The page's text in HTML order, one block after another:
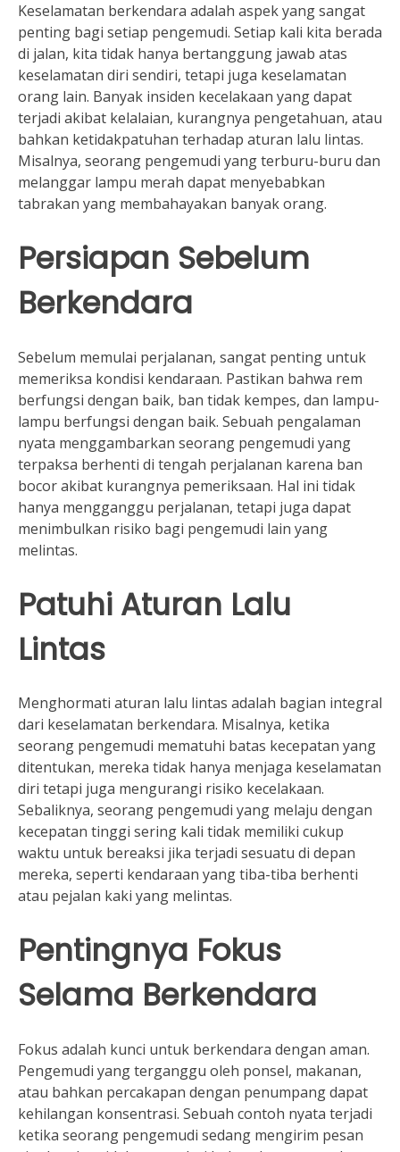
Keselamatan berkendara adalah aspek yang sangat
penting bagi setiap pengemudi. Setiap kali kita berada
di jalan, kita tidak hanya bertanggung jawab atas
keselamatan diri sendiri, tetapi juga keselamatan
orang lain. Banyak insiden kecelakaan yang dapat
terjadi akibat kelalaian, kurangnya pengetahuan, atau
bahkan ketidakpatuhan terhadap aturan lalu lintas.
Misalnya, seorang pengemudi yang terburu-buru dan
melanggar lampu merah dapat menyebabkan
tabrakan yang membahayakan banyak orang.
Persiapan Sebelum
Berkendara
Sebelum memulai perjalanan, sangat penting untuk
memeriksa kondisi kendaraan. Pastikan bahwa rem
berfungsi dengan baik, ban tidak kempes, dan lampu-
lampu berfungsi dengan baik. Sebuah pengalaman
nyata menggambarkan seorang pengemudi yang
terpaksa berhenti di tengah perjalanan karena ban
bocor akibat kurangnya pemeriksaan. Hal ini tidak
hanya mengganggu perjalanan, tetapi juga dapat
menimbulkan risiko bagi pengemudi lain yang
melintas.
Patuhi Aturan Lalu
Lintas
Menghormati aturan lalu lintas adalah bagian integral
dari keselamatan berkendara. Misalnya, ketika
seorang pengemudi mematuhi batas kecepatan yang
ditentukan, mereka tidak hanya menjaga keselamatan
diri tetapi juga mengurangi risiko kecelakaan.
Sebaliknya, seorang pengemudi yang melaju dengan
kecepatan tinggi sering kali tidak memiliki cukup
waktu untuk bereaksi jika terjadi sesuatu di depan
mereka, seperti kendaraan yang tiba-tiba berhenti
atau pejalan kaki yang melintas.
Pentingnya Fokus
Selama Berkendara
Fokus adalah kunci untuk berkendara dengan aman.
Pengemudi yang terganggu oleh ponsel, makanan,
atau bahkan percakapan dengan penumpang dapat
kehilangan konsentrasi. Sebuah contoh nyata terjadi
ketika seorang pengemudi sedang mengirim pesan